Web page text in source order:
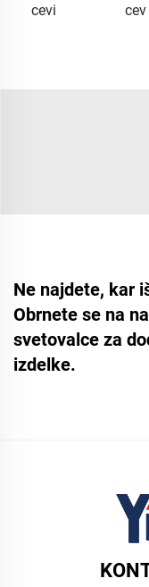
cevi
Ne najdete, kar
Obrnete se na
svetovalce za
izdelke.